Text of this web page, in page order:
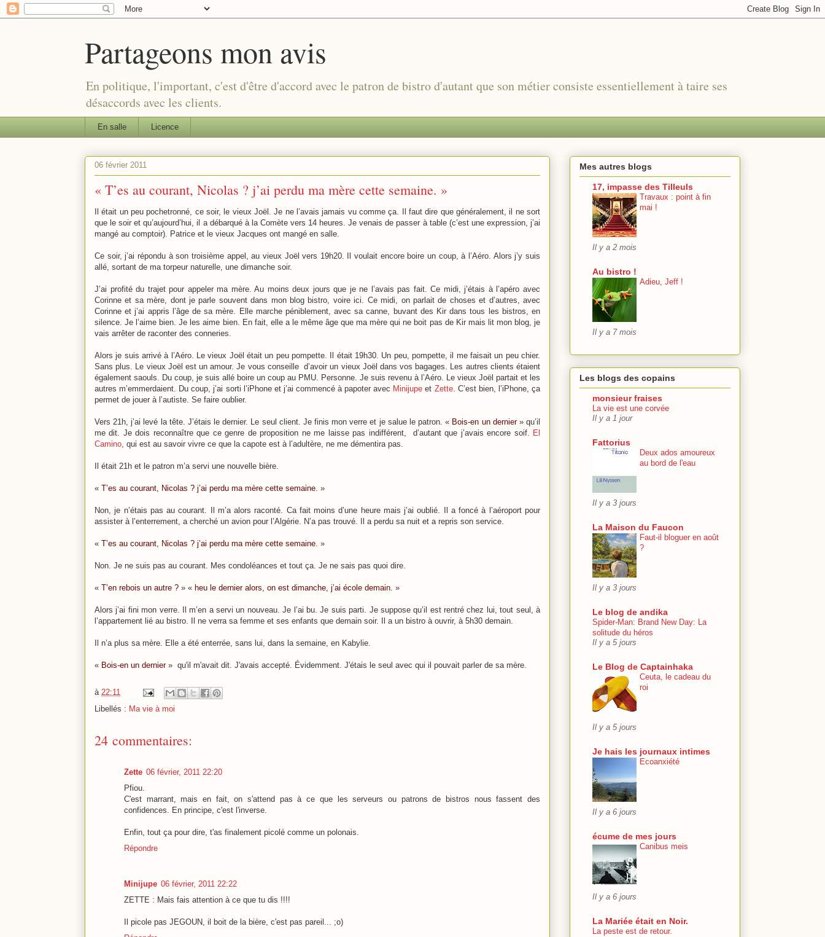
Partageons mon avis
En politique, l'important, c'est d'être d'accord avec le patron de bistro d'autant que son métier consiste essentiellement à taire ses
désaccords avec les clients.
En salle Licence
06 février 2011
« T’es au courant, Nicolas ? j’ai perdu ma mère cette semaine. »
Il était un peu pochetronné, ce soir, le vieux Joël. Je ne l’avais jamais vu comme ça. Il faut dire que généralement, il ne sort
que le soir et qu’aujourd’hui, il a débarqué à la Comète vers 14 heures. Je venais de passer à table (c’est une expression, j’ai
mangé au comptoir). Patrice et le vieux Jacques ont mangé en salle.
Ce soir, j’ai répondu à son troisième appel, au vieux Joël vers 19h20. Il voulait encore boire un coup, à l’Aéro. Alors j’y suis
allé, sortant de ma torpeur naturelle, une dimanche soir.
J’ai profité du trajet pour appeler ma mère. Au moins deux jours que je ne l’avais pas fait. Ce midi, j’étais à l’apéro avec
Corinne et sa mère, dont je parle souvent dans mon blog bistro, voire ici. Ce midi, on parlait de choses et d’autres, avec
Corinne et j’ai appris l’âge de sa mère. Elle marche péniblement, avec sa canne, buvant des Kir dans tous les bistros, en
silence. Je l’aime bien. Je les aime bien. En fait, elle a le même âge que ma mère qui ne boit pas de Kir mais lit mon blog, je
vais arrêter de raconter des conneries.
Alors je suis arrivé à l’Aéro. Le vieux Joël était un peu pompette. Il était 19h30. Un peu, pompette, il me faisait un peu chier.
Sans plus. Le vieux Joël est un amour. Je vous conseille d’avoir un vieux Joël dans vos bagages. Les autres clients étaient
également saouls. Du coup, je suis allé boire un coup au PMU. Personne. Je suis revenu à l’Aéro. Le vieux Joël partait et les
autres m’emmerdaient. Du coup, j’ai sorti l’iPhone et j’ai commencé à papoter avec Minijupe et Zette. C’est bien, l’iPhone, ça
permet de jouer à l’autiste. Se faire oublier.
Vers 21h, j’ai levé la tête. J’étais le dernier. Le seul client. Je finis mon verre et je salue le patron. « Bois-en un dernier » qu’il
me dit. Je dois reconnaître que ce genre de proposition ne me laisse pas indifférent, d’autant que j’avais encore soif. El
Camino , qui est au savoir vivre ce que la capote est à l’adultère, ne me démentira pas.
Il était 21h et le patron m’a servi une nouvelle bière.
« T’es au courant, Nicolas ? j’ai perdu ma mère cette semaine. »
Non, je n’étais pas au courant. Il m’a alors raconté. Ca fait moins d’une heure mais j’ai oublié. Il a foncé à l’aéroport pour
assister à l’enterrement, a cherché un avion pour l’Algérie. N’a pas trouvé. Il a perdu sa nuit et a repris son service.
« T’es au courant, Nicolas ? j’ai perdu ma mère cette semaine. »
Non. Je ne suis pas au courant. Mes condoléances et tout ça. Je ne sais pas quoi dire.
« T’en rebois un autre ? » « heu le dernier alors, on est dimanche, j’ai école demain. »
Alors j’ai fini mon verre. Il m’en a servi un nouveau. Je l’ai bu. Je suis parti. Je suppose qu’il est rentré chez lui, tout seul, à
l’appartement lié au bistro. Il ne verra sa femme et ses enfants que demain soir. Il a un bistro à ouvrir, à 5h30 demain.
Il n’a plus sa mère. Elle a été enterrée, sans lui, dans la semaine, en Kabylie.
« Bois-en un dernier » qu'il m'avait dit. J'avais accepté. Évidemment. J'étais le seul avec qui il pouvait parler de sa mère.
à 22:11
Libellés : Ma vie à moi
24 commentaires:
Zette 06 février, 2011 22:20
Pfiou.
C'est marrant, mais en fait, on s'attend pas à ce que les serveurs ou patrons de bistros nous fassent des
confidences. En principe, c'est l'inverse.
Enfin, tout ça pour dire, t'as finalement picolé comme un polonais.
Répondre
Minijupe 06 février, 2011 22:22
ZETTE : Mais fais attention à ce que tu dis !!!!
Il picole pas JEGOUN, il boit de la bière, c'est pas pareil... ;o)
Mes autres blogs
17, impasse des Tilleuls
Travaux : point à fin
mai !
Il y a 2 mois
Au bistro !
Adieu, Jeff !
Il y a 7 mois
Les blogs des copains
monsieur fraises
La vie est une corvée
Il y a 1 jour
Fattorius
Deux ados amoureux
au bord de l'eau
Il y a 3 jours
La Maison du Faucon
Faut-il bloguer en août
?
Il y a 3 jours
Le blog de andika
Spider-Man: Brand New Day: La
solitude du héros
Il y a 5 jours
Le Blog de Captainhaka
Ceuta, le cadeau du
roi
Il y a 5 jours
Je hais les journaux intimes
Ecoanxiété
Il y a 6 jours
écume de mes jours
Canibus meis
Il y a 6 jours
La Mariée était en Noir.
La peste est de retour.